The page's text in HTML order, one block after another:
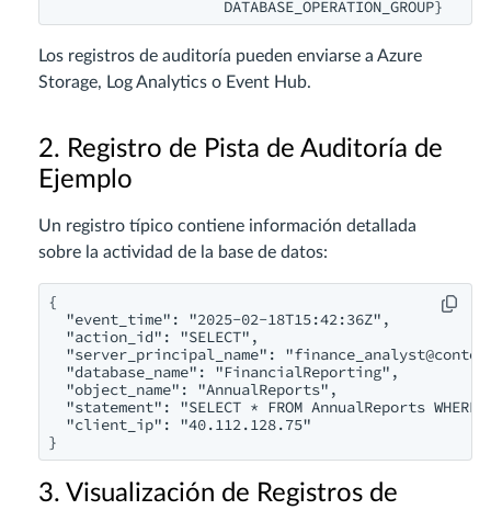
Los registros de auditoría pueden enviarse a Azure
Storage, Log Analytics o Event Hub.
2. Registro de Pista de Auditoría de
Ejemplo
Un registro típico contiene información detallada
sobre la actividad de la base de datos:
{
  "event_time": "2025-02-18T15:42:36Z",
  "action_id": "SELECT",
  "server_principal_name": "
  "database_name": "FinancialReporting",
  "object_name": "AnnualReports",
"statement": "SELECT * FROM AnnualReports WHERE
  "client_ip": "40.112.128.75"
3. Visualización de Registros de